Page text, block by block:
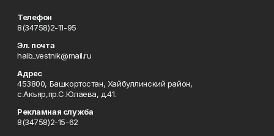
Телефон
8(34758)2-11-95
Эл. почта
haib_vestnik@mail.ru
Адрес
453800, Башкортостан, Хайбуллинский район,
с.Акъяр,пр.С.Юлаева, д.41.
Рекламная служба
8(34758)2-15-62